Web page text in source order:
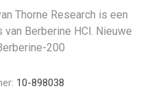
Thorne Research is een
Berberine HCl. Nieuwe
200
10-898038